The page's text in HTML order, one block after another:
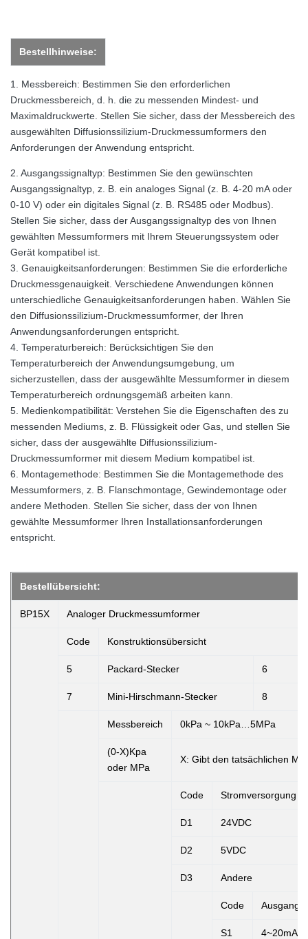
Bestellhinweise:
1. Messbereich: Bestimmen Sie den erforderlichen
Druckmessbereich, d. h. die zu messenden Mindest- und
Maximaldruckwerte. Stellen Sie sicher, dass der Messbereich des
ausgewählten Diffusionssilizium-Druckmessumformers den
Anforderungen der Anwendung entspricht.
2. Ausgangssignaltyp: Bestimmen Sie den gewünschten
Ausgangssignaltyp, z. B. ein analoges Signal (z. B. 4-20 mA oder
0-10 V) oder ein digitales Signal (z. B. RS485 oder Modbus).
Stellen Sie sicher, dass der Ausgangssignaltyp des von Ihnen
gewählten Messumformers mit Ihrem Steuerungssystem oder
Gerät kompatibel ist.
3. Genauigkeitsanforderungen: Bestimmen Sie die erforderliche
Druckmessgenauigkeit. Verschiedene Anwendungen können
unterschiedliche Genauigkeitsanforderungen haben. Wählen Sie
den Diffusionssilizium-Druckmessumformer, der Ihren
Anwendungsanforderungen entspricht.
4. Temperaturbereich: Berücksichtigen Sie den
Temperaturbereich der Anwendungsumgebung, um
sicherzustellen, dass der ausgewählte Messumformer in diesem
Temperaturbereich ordnungsgemäß arbeiten kann.
5. Medienkompatibilität: Verstehen Sie die Eigenschaften des zu
messenden Mediums, z. B. Flüssigkeit oder Gas, und stellen Sie
sicher, dass der ausgewählte Diffusionssilizium-
Druckmessumformer mit diesem Medium kompatibel ist.
6. Montagemethode: Bestimmen Sie die Montagemethode des
Messumformers, z. B. Flanschmontage, Gewindemontage oder
andere Methoden. Stellen Sie sicher, dass der von Ihnen
gewählte Messumformer Ihren Installationsanforderungen
entspricht.
Bestellübersicht:
BP15X Analoger Druckmessumformer
Code Konstruktionsübersicht
5 Packard-Stecker 6
7 Mini-Hirschmann-Stecker 8
Messbereich 0kPa ~ 10kPa…5MPa
(0-X)Kpa
oder MPa
X: Gibt den tatsächlichen
Code Stromversorgung
D1 24VDC
D2 5VDC
D3 Andere
Code
S1